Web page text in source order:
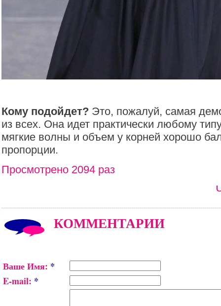
Кому подойдет? Это, пожалуй, самая
из всех. Она идет практически любому
мягкие волны и объем у корней хорошо
пропорции.
Просмотрено 2094 раз
КОММЕНТАРИИ
Ваше Имя: *
E-mail: *